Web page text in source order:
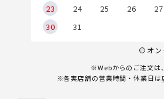
23
24 25 26 27
30
31
オ
※Webからのご注文は
※各実店舗の営業時間・休業日は